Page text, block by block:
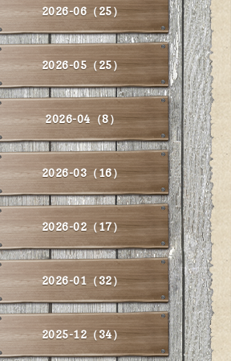
2026-06（25）
2026-05（25）
2026-04（8）
2026-03（16）
2026-02（17）
2026-01（32）
2025-12（34）